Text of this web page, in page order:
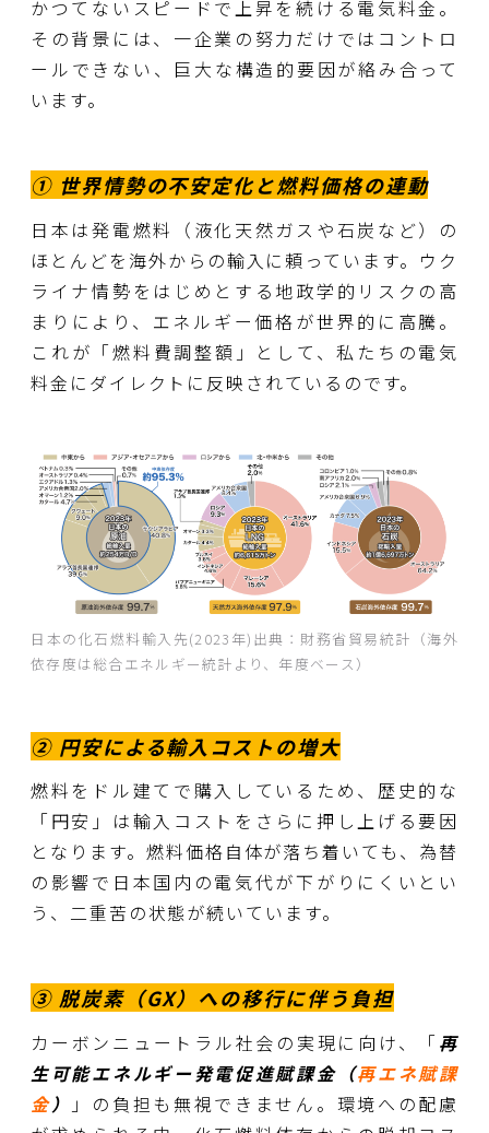
かつてないスピードで上昇を続ける電気料金。
その背景には、一企業の努力だけではコントロ
ールできない、巨大な構造的要因が絡み合って
います。
① 世界情勢の不安定化と燃料価格の連動
日本は発電燃料（液化天然ガスや石炭など）の
ほとんどを海外からの輸入に頼っています。ウク
ライナ情勢をはじめとする地政学的リスクの高
まりにより、エネルギー価格が世界的に高騰。
これが「燃料費調整額」として、私たちの電気
料金にダイレクトに反映されているのです。
日本の化石燃料輸入先(2023年) 出典：財務省貿易統計（海外
依存度は総合エネルギー統計より、年度ベース）
② 円安による輸入コストの増大
燃料をドル建てで購入しているため、歴史的な
「円安」は輸入コストをさらに押し上げる要因
となります。燃料価格自体が落ち着いても、為替
の影響で日本国内の電気代が下がりにくいとい
う、二重苦の状態が続いています。
③ 脱炭素（GX）への移行に伴う負担
カーボンニュートラル社会の実現に向け、「再
生可能エネルギー発電促進賦課金 （再エネ賦課
金）
」の負担も無視できません。環境への配慮